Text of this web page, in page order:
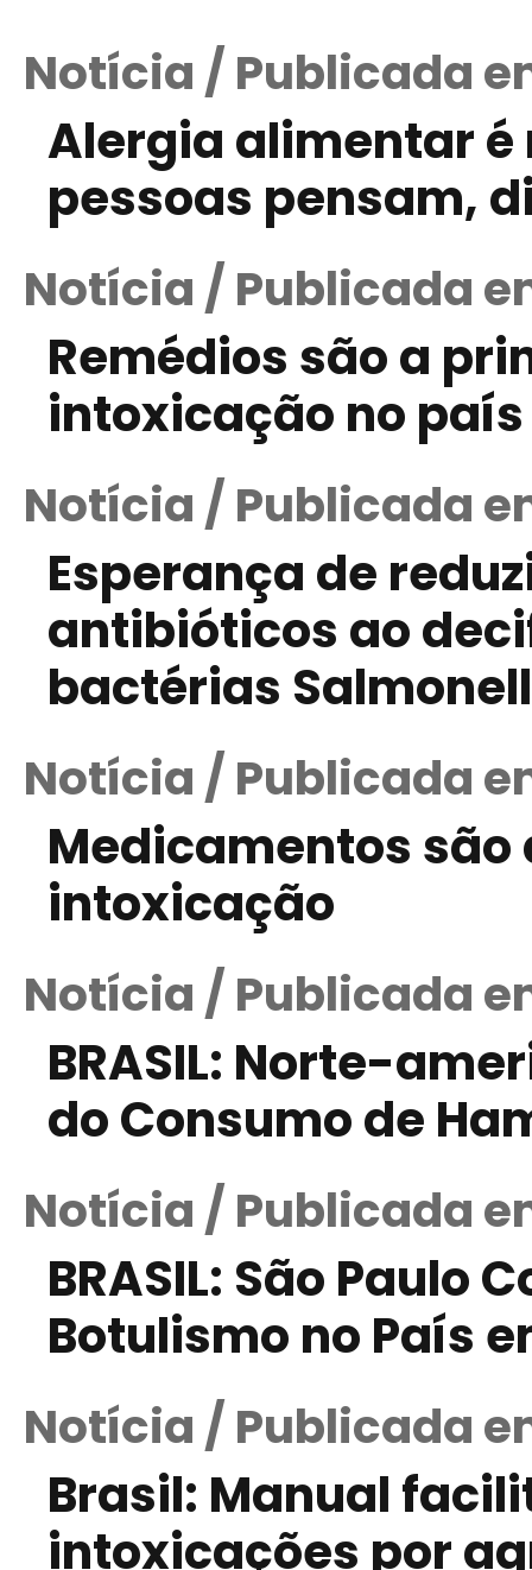
Notícia / Publicada
Alergia alimentar é
pessoas pensam,
Notícia / Publicada
Remédios são a
intoxicação no país
Notícia / Publicada
Esperança de
antibióticos ao
bactérias
Notícia / Publicada
Medicamentos
intoxicação
Notícia / Publicada
BRASIL: Norte-
do Consumo de
Notícia / Publicada
BRASIL: São Paulo
Botulismo no País
Notícia / Publicada
Brasil: Manual
intoxicações por